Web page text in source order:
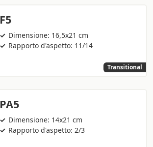
F5
Dimensione: 16,5x21 cm
Rapporto d'aspetto: 11/14
Transitional
PA5
Dimensione: 14x21 cm
Rapporto d'aspetto: 2/3